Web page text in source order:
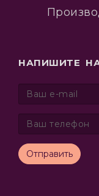
НАПИШИТЕ
Отправить